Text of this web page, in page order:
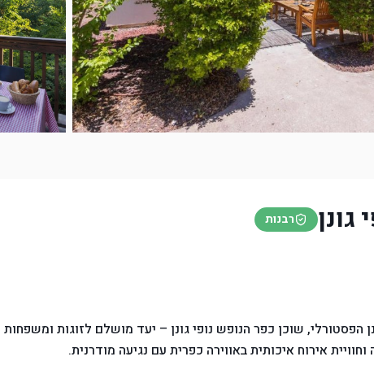
גונן רבנות
הפסטורלי, שוכן כפר הנופש נופי גונן – יעד מושלם לזוגות
אירוח איכותית באווירה כפרית עם נגיעה מודרנית.